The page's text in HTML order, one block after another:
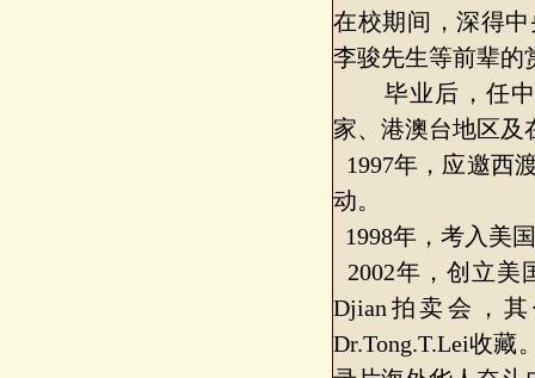
在校期间，深得
李骏先生等前辈的
毕业后，任中
家、港澳台地区及
1997年，应邀西
动。
1998年，考入美
2002年，创立美
Djian拍卖会，
Dr.Tong.T.Lei收藏